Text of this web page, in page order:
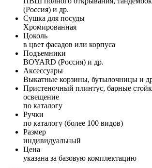
(Россия) и др.
Сушка для посуды
Хромированная
Цоколь
в цвет фасадов или корпуса
Подъемники
BOYARD (Россия) и др.
Аксессуары
Выкатные корзины, бутылочницы и
Пристеночный плинтус, барные
освещение
по каталогу
Ручки
по каталогу (более 100 видов)
Размер
индивидуальный
Цена
указана за базовую комплектацию